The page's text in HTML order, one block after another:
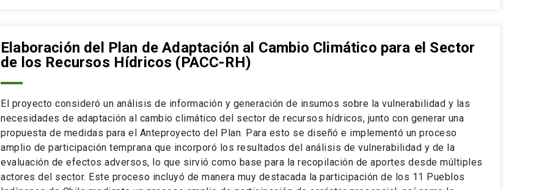
Elaboración del Plan de Adaptación al Cambio Climático para el Sector
de los Recursos Hídricos (PACC-RH)
El proyecto consideró un análisis de información y generación de insumos sobre la vulnerabilidad y las
necesidades de adaptación al cambio climático del sector de recursos hídricos, junto con generar una
propuesta de medidas para el Anteproyecto del Plan. Para esto se diseñó e implementó un proceso
amplio de participación temprana que incorporó los resultados del análisis de vulnerabilidad y de la
evaluación de efectos adversos, lo que sirvió como base para la recopilación de aportes desde múltiples
actores del sector. Este proceso incluyó de manera muy destacada la participación de los 11 Pueblos